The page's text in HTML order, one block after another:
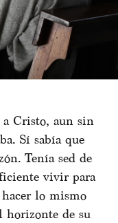
a Cristo, aun sin
Sí sabía que
Tenía sed de
vivir para
lo mismo
de su